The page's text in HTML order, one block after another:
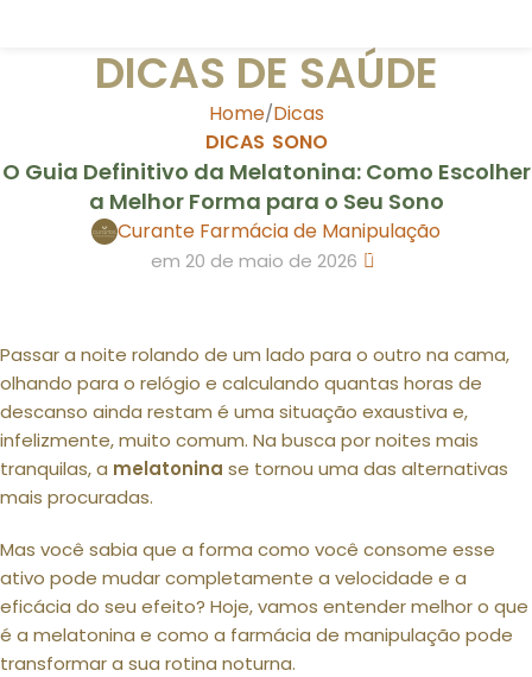
DICAS DE SAÚDE
Home Dicas
DICAS SONO
O Guia Definitivo da Melatonina: Como Escolher
a Melhor Forma para o Seu Sono
Curante Farmácia de Manipulação
em 20 de maio de 2026 0
Passar a noite rolando de um lado para o outro na cama,
olhando para o relógio e calculando quantas horas de
descanso ainda restam é uma situação exaustiva e,
infelizmente, muito comum. Na busca por noites mais
tranquilas, a melatonina se tornou uma das alternativas
mais procuradas.
Mas você sabia que a forma como você consome esse
ativo pode mudar completamente a velocidade e a
eficácia do seu efeito? Hoje, vamos entender melhor o que
é a melatonina e como a farmácia de manipulação pode
transformar a sua rotina noturna.